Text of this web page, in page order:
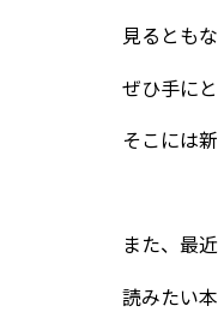
見るとも
ぜひ手に
そこには
また、最
読みたい